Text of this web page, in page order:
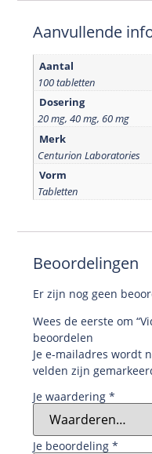
Aanvullende
Aantal
100 tabletten
Dosering
20 mg, 40 mg, 60 mg
Merk
Centurion Laboratories
Vorm
Tabletten
Beoordelingen
Er zijn nog geen
Wees de eerste om
beoordelen
Je e-mailadres wordt
velden zijn
Je waardering*
Je beoordeling*